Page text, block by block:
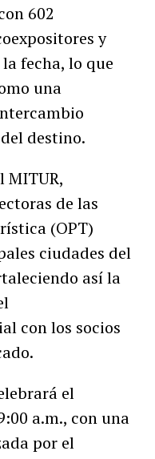
602
y
fecha, lo que
una
destino.
MITUR,
de las
(OPT)
ciudades del
así la
con los socios
el
a.m., con una
por el